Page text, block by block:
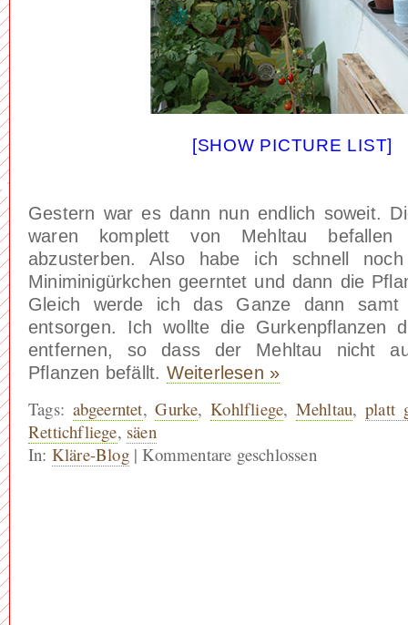
[SHOW PICTURE LIST]
Gestern war es dann nun endlich soweit.
waren komplett von Mehltau
abzusterben. Also habe ich schnell
Miniminigürkchen geerntet und dann die
Gleich werde ich das Ganze dann
entsorgen. Ich wollte die Gurkenpflanzen
entfernen, so dass der Mehltau nicht
Pflanzen befällt. Weiterlesen »
Tags: abgeerntet,Gurke,Kohlfliege, Mehltau,platt
Rettichfliege, säen
In: Kläre-Blog| Kommentare geschlossen